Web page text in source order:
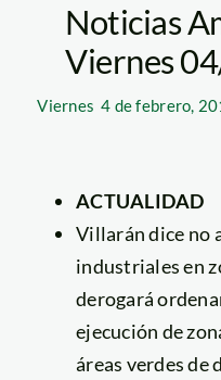
Noticias
Viernes
Viernes 4 de febrero,
ACTUALIDAD
Villarán dice no
industriales en
derogará
ejecución de
áreas verdes